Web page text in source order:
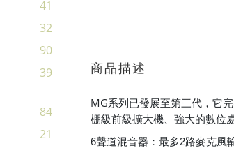
41
32
90
39
84
21
商品描述
MG系列已發展至第三代，它
棚級前級擴大機、強大的數位
6聲道混音器：最多2路麥克風